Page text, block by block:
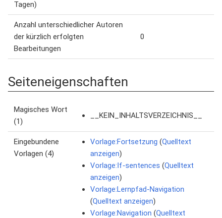
Tagen)
Anzahl unterschiedlicher Autoren
der kürzlich erfolgten
Bearbeitungen
0
Seiteneigenschaften
Magisches Wort
(1)
__KEIN_INHALTSVERZEICHNIS__
Eingebundene
Vorlagen (4)
Vorlage:Fortsetzung (Quelltext
anzeigen)
Vorlage:If-sentences (Quelltext
anzeigen)
Vorlage:Lernpfad-Navigation
(Quelltext anzeigen)
Vorlage:Navigation (Quelltext